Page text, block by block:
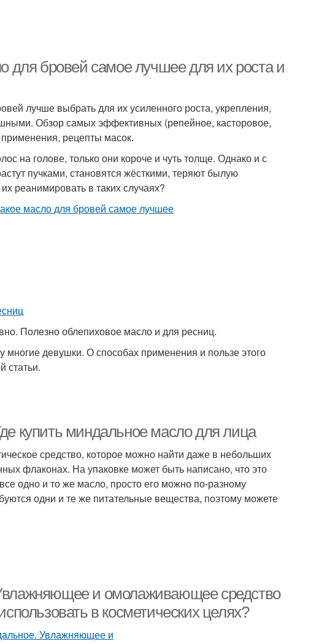
для бровей самое лучшее для их роста и
лучше выбрать для их усиленного роста, укрепления,
Обзор самых эффективных (репейное, касторовое,
рецепты масок.
на голове, только они короче и чуть толще. Однако и с
пучками, становятся жёсткими, теряют былую
реанимировать в таких случаях?
Полезно облепиховое масло и для ресниц.
многие девушки. О способах применения и пользе этого
статьи.
купить миндальное масло для лица
средство, которое можно найти даже в небольших
флаконах. На упаковке может быть написано, что это
одно и то же масло, просто его можно по-разному
одни и те же питательные вещества, поэтому можете
и омолаживающее средство
в косметических целях?